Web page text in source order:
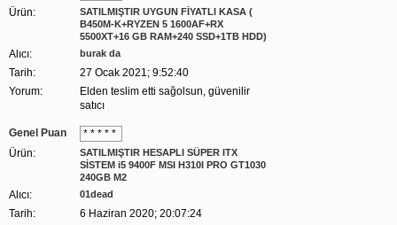
Ürün:
SATILMIŞTIR UYGUN FİYATLI KASA (
B450M-K+RYZEN 5 1600AF+RX
5500XT+16 GB RAM+240 SSD+1TB HDD)
Alıcı: burak da
Tarih:
27 Ocak 2021; 9:52:40
Yorum:
Elden teslim etti sağolsun, güvenilir
satıcı
Genel Puan
* * * * *
Ürün:
SATILMIŞTIR HESAPLI SÜPER ITX
SİSTEM i5 9400F MSI H310I PRO GT1030
240GB M2
Alıcı: 01dead
Tarih:
6 Haziran 2020; 20:07:24